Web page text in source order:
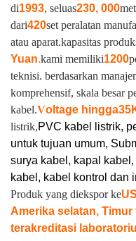
di1993, seluas230, 000
dari420set peralatan
atau aparat.kapasitas
Yuan.kami memiliki1200
teknisi. berdasarkan
komprehensif, skala besar
kabel.Voltage hingga
listrik,PVC kabel listrik,
untuk tujuan umum,
surya kabel, kapal
kabel, kabel kontrol dan
Produk yang diekspor ke
Amerika selatan, Timur
terakreditasi